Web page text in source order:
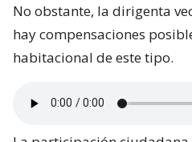
No obstante, la dirigenta
hay compensaciones
habitacional de este tipo.